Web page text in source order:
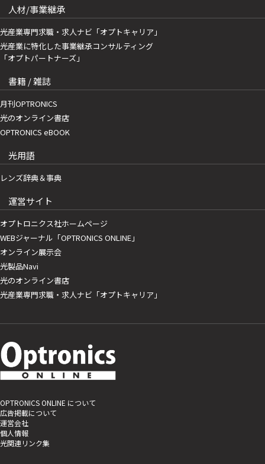
人材/事業継承
光産業専門求職・求人ナビ「オプトキャリア」
光産業に特化した事業継承コンサルティング
「オプトパートナーズ」
書籍 / 雑誌
月刊OPTRONICS
光のオンライン書店
OPTRONICS eBOOK
光用語
レンズ辞典＆事典
運営サイト
オプトロニクス社ホームページ
WEBジャーナル「OPTRONICS ONLINE」
オンライン展示会
光製品Navi
光のオンライン書店
光産業専門求職・求人ナビ「オプトキャリア」
OPTRONICS ONLINE について
広告掲載について
運営会社
個人情報
光関連リンク集